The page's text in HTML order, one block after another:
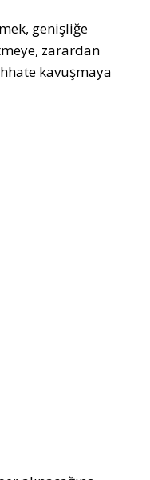
genişliğe
zarardan
kavuşmaya